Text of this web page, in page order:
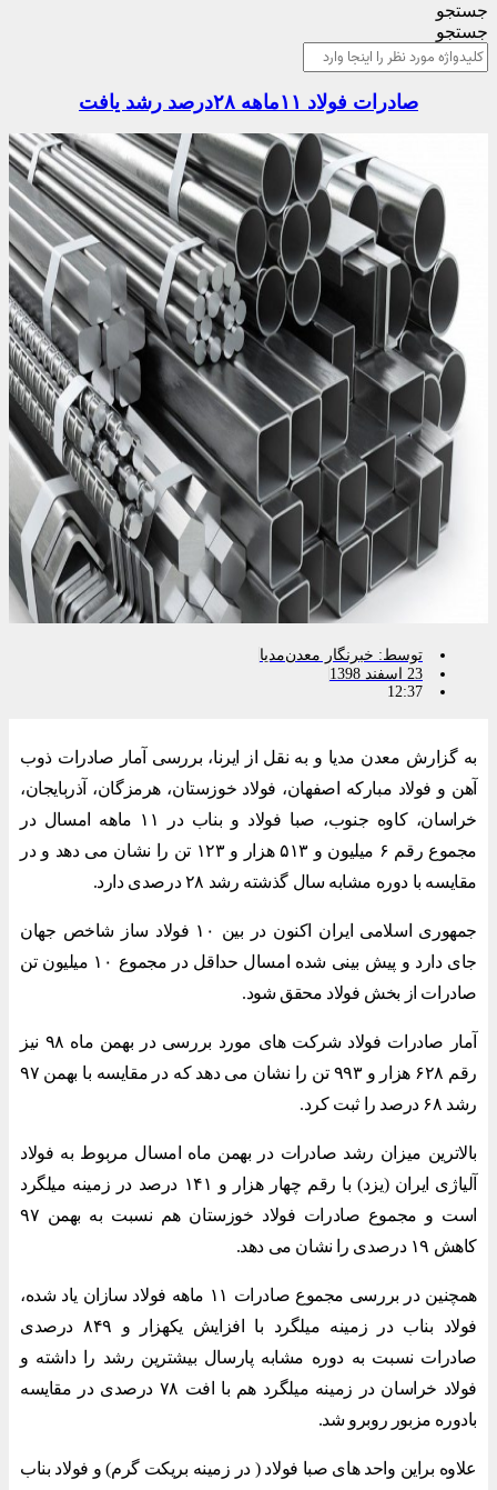
جستجو
جستجو
صادرات فولاد ۱۱ماهه ۲۸درصد رشد یافت
توسط: خبرنگار معدن‌مدیا
23 اسفند 1398
12:37
به گزارش معدن مدیا و به نقل از ایرنا، بررسی آمار صادرات ذوب
آهن و فولاد مبارکه اصفهان، فولاد خوزستان، هرمزگان، آذربایجان،
خراسان، کاوه جنوب، صبا فولاد و بناب در ۱۱ ماهه امسال در
مجموع رقم ۶ میلیون و ۵۱۳ هزار و ۱۲۳ تن را نشان می دهد و در
مقایسه با دوره مشابه سال گذشته رشد ۲۸ درصدی دارد.
جمهوری اسلامی ایران اکنون در بین ۱۰ فولاد ساز شاخص جهان
جای دارد و پیش بینی شده امسال حداقل در مجموع ۱۰ میلیون تن
صادرات از بخش فولاد محقق شود.
آمار صادرات فولاد شرکت های مورد بررسی در بهمن ماه ۹۸ نیز
رقم ۶۲۸ هزار و ۹۹۳ تن را نشان می دهد که در مقایسه با بهمن ۹۷
رشد ۶۸ درصد را ثبت کرد.
بالاترین میزان رشد صادرات در بهمن ماه امسال مربوط به فولاد
آلیاژی ایران (یزد) با رقم چهار هزار و ۱۴۱ درصد در زمینه میلگرد
است و مجموع صادرات فولاد خوزستان هم نسبت به بهمن ۹۷
کاهش ۱۹ درصدی را نشان می دهد.
همچنین در بررسی مجموع صادرات ۱۱ ماهه فولاد سازان یاد شده،
فولاد بناب در زمینه میلگرد با افزایش یکهزار و ۸۴۹ درصدی
صادرات نسبت به دوره مشابه پارسال بیشترین رشد را داشته و
فولاد خراسان در زمینه میلگرد هم با افت ۷۸ درصدی در مقایسه
بادوره مزبور روبرو شد.
علاوه براین واحد های صبا فولاد ( در زمینه بریکت گرم) و فولاد بناب